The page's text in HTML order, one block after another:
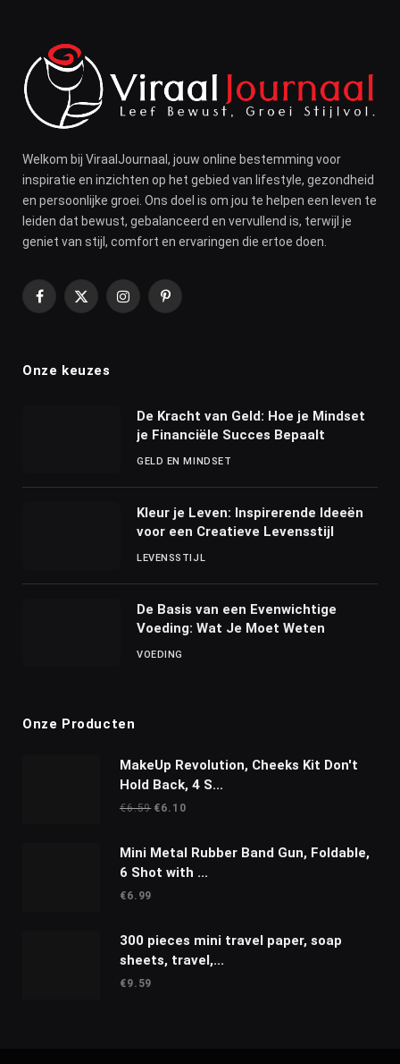
Welkom bij ViraalJournaal, jouw online bestemming voor
inspiratie en inzichten op het gebied van lifestyle, gezondheid
en persoonlijke groei. Ons doel is om jou te helpen een leven te
leiden dat bewust, gebalanceerd en vervullend is, terwijl je
geniet van stijl, comfort en ervaringen die ertoe doen.
Facebook
X
InstagramPinterest
Onze keuzes
De Kracht van Geld: Hoe je Mindset
je Financiële Succes Bepaalt
GELD EN MINDSET
Kleur je Leven: Inspirerende Ideeën
voor een Creatieve Levensstijl
LEVENSSTIJL
De Basis van een Evenwichtige
Voeding: Wat Je Moet Weten
VOEDING
Onze Producten
MakeUp Revolution, Cheeks Kit Don't
Hold Back, 4 S...
€6.59 Oorspronkelijke
€6.10Huidige
Mini Metal Rubber Band Gun, Foldable,
6 Shot with ...
€6.99
300 pieces mini travel paper, soap
sheets, travel,...
€9.59